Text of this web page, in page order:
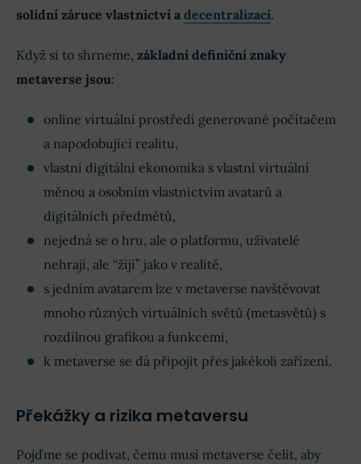
solidní záruce vlastnictví a decentralizaci.
Když si to shrneme, základní definiční znaky
metaverse jsou:
online virtuální prostředí generované počítačem
a napodobující realitu,
vlastní digitální ekonomika s vlastní virtuální
měnou a osobním vlastnictvím avatarů a
digitálních předmětů,
nejedná se o hru, ale o platformu, uživatelé
nehrají, ale “žijí” jako v realitě,
s jedním avatarem lze v metaverse navštěvovat
mnoho různých virtuálních světů (metasvětů) s
rozdílnou grafikou a funkcemi,
k metaverse se dá připojit přes jakékoli zařízení.
Překážky a rizika metaversu
Pojďme se podívat, čemu musí metaverse čelit, aby